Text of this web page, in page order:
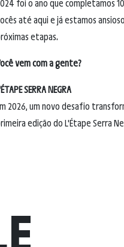
foi o ano que completamos
até aqui e já estamos
etapas.
vem com a gente?
SERRA NEGRA
2026, um novo desafio
edição do L'Étape Serra